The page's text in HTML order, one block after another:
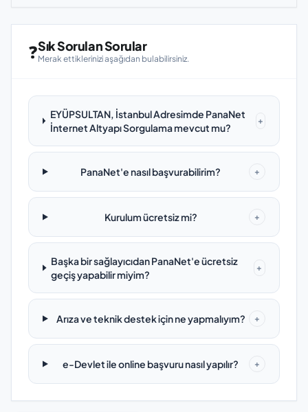
❓Sık Sorulan Sorular
Merak ettiklerinizi aşağıdan bulabilirsiniz.
EYÜPSULTAN, İstanbul Adresimde PanaNet
İnternet Altyapı Sorgulama mevcut mu?
+
PanaNet'e nasıl başvurabilirim? +
Kurulum ücretsiz mi? +
Başka bir sağlayıcıdan PanaNet'e ücretsiz
geçiş yapabilir miyim?
+
Arıza ve teknik destek için ne yapmalıyım? +
e-Devlet ile online başvuru nasıl yapılır? +